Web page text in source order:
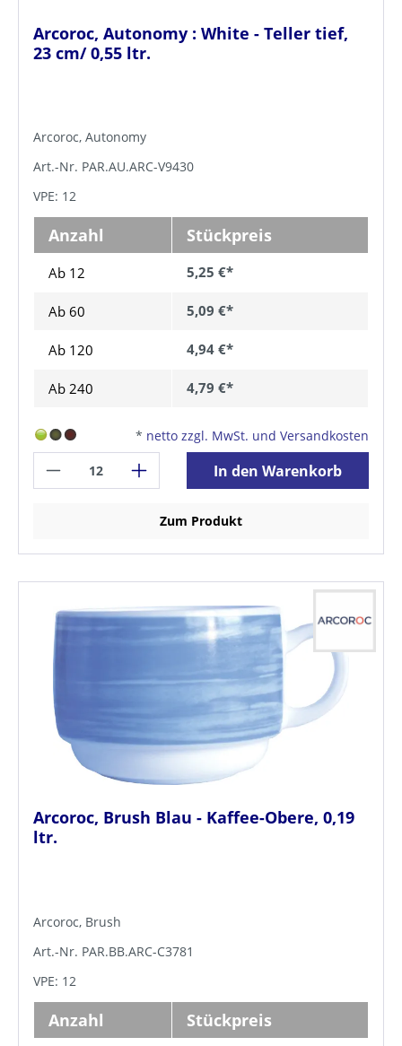
Arcoroc, Autonomy : White - Teller tief,
23 cm/ 0,55 ltr.
Arcoroc, Autonomy
Art.-Nr. PAR.AU.ARC-V9430
VPE: 12
Anzahl Stückpreis
Ab 12 5,25 €*
Ab 60 5,09 €*
Ab 120 4,94 €*
Ab 240 4,79 €*
* netto zzgl. MwSt. und Versandkosten
In den Warenkorb
Zum Produkt
Arcoroc, Brush Blau - Kaffee-Obere, 0,19
ltr.
Arcoroc, Brush
Art.-Nr. PAR.BB.ARC-C3781
VPE: 12
Anzahl Stückpreis